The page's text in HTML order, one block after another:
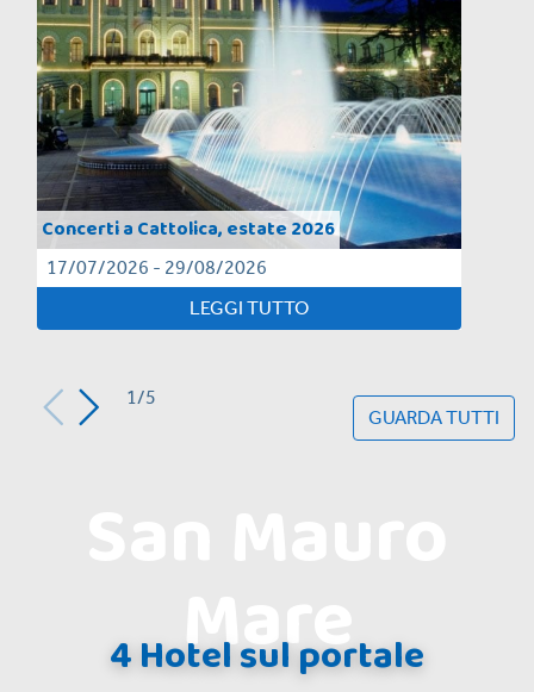
Concerti a Cattolica, estate 2026
17/07/2026 - 29/08/2026
LEGGI TUTTO
1/5
GUARDA TUTTI
Mare
4 Hotel sul portale